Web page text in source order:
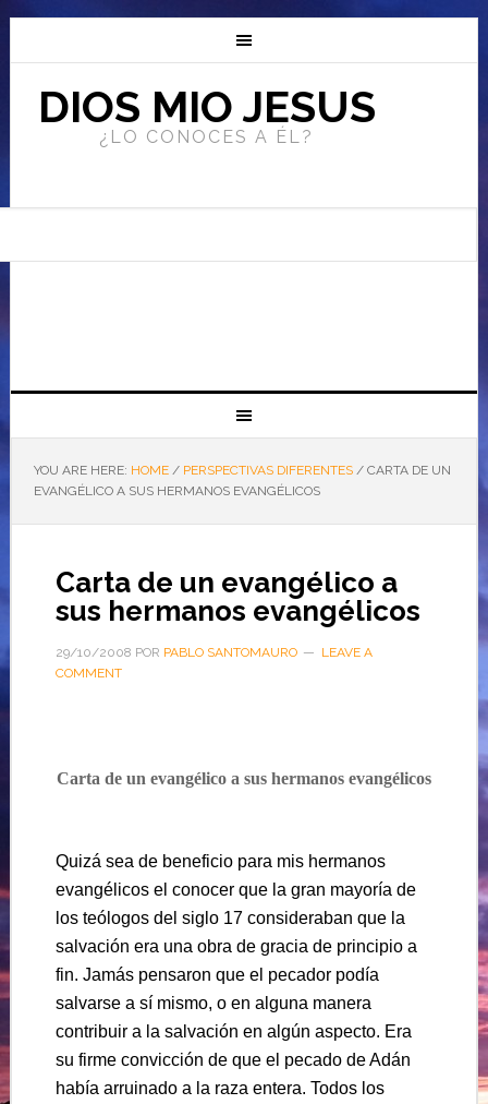
DIOS MIO JESUS
¿LO CONOCES A ÉL?
YOU ARE HERE: HOME / PERSPECTIVAS DIFERENTES /CARTA DE UN
EVANGÉLICO A SUS HERMANOS EVANGÉLICOS
Carta de un evangélico a
sus hermanos evangélicos
29/10/2008 POR PABLO SANTOMAURO
LEAVE A
COMMENT
Carta de un evangélico a sus hermanos evangélicos
Quizá sea de beneficio para mis hermanos
evangélicos el conocer que la gran mayoría de
los teólogos del siglo 17 consideraban que la
salvación era una obra de gracia de principio a
fin. Jamás pensaron que el pecador podía
salvarse a sí mismo, o en alguna manera
contribuir a la salvación en algún aspecto. Era
su firme convicción de que el pecado de Adán
había arruinado a la raza entera. Todos los